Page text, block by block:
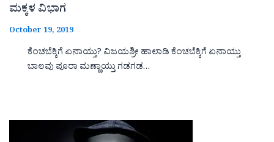
ಮಕ್ಕಳ ವಿಭಾಗ
October 19, 2019
ಕೆಂಚಬೆಕ್ಕಿಗೆ ಏನಾಯ್ತು? ವಿಜಯಶ್ರೀ ಹಾಲಾಡಿ ಕೆಂಚಬೆಕ್ಕಿಗೆ ಏನಾಯ್ತು
ಬಾಲವು ಪೂರಾ ಮಣ್ಣಾಯ್ತು ಗಡಗಡ…